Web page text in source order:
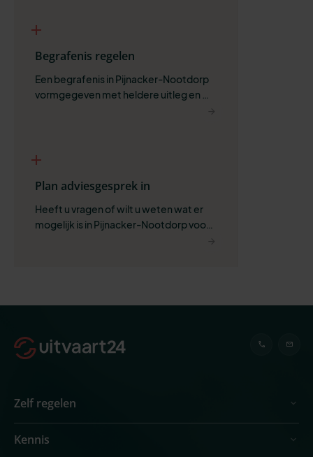
Begrafenis regelen
Een begrafenis in Pijnacker-Nootdorp
vormgegeven met heldere uitleg en
Plan adviesgesprek in
Heeft u vragen of wilt u weten wat er
mogelijk is in Pijnacker-Nootdorp voor
Zelf regelen
Kennis